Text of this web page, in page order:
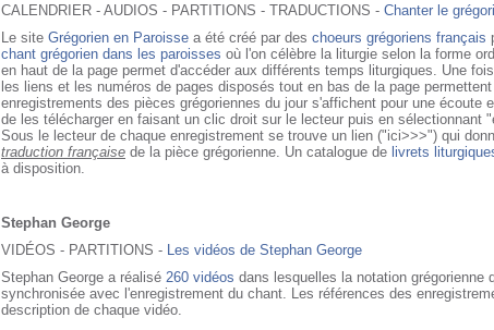
CALENDRIER - AUDIOS - PARTITIONS - TRADUCTIONS - Chanter le
Le site Grégorien en Paroisse a été créé par des choeurs grégoriens français
chant grégorien dans les paroisses où l'on célèbre la liturgie selon la forme
en haut de la page permet d'accéder aux différents temps liturgiques. Une
les liens et les numéros de pages disposés tout en bas de la page
enregistrements des pièces grégoriennes du jour s'affichent pour une écoute
de les télécharger en faisant un clic droit sur le lecteur puis en sélectionnant
Sous le lecteur de chaque enregistrement se trouve un lien ("ici>>>") qui
traduction française de la pièce grégorienne. Un catalogue de livrets
à disposition.
Stephan George
VIDÉOS - PARTITIONS - Les vidéos de Stephan George
Stephan George a réalisé 260 vidéos dans lesquelles la notation grégorienne
synchronisée avec l'enregistrement du chant. Les références des
description de chaque vidéo.